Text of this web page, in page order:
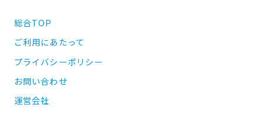
総合TOP
ご利用にあたって
プライバシーポリシー
お問い合わせ
運営会社